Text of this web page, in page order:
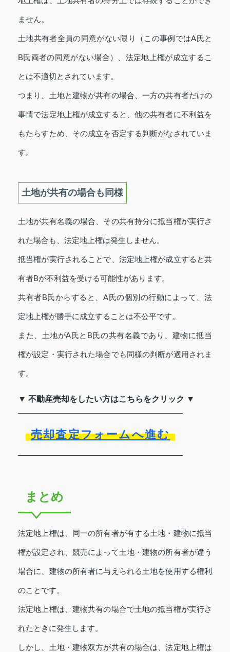
ません。
土地共有者全員の同意がない限り（この事例ではA氏と
B氏両者の同意がない場合）、法定地上権が成立するこ
とは不適切とされています。
つまり、土地と建物が共有の場合、一方の共有者だけの
事情で法定地上権が成立すると、他の共有者に不利益を
もたらすため、その成立を否定する判断がなされていま
す。
土地が共有の場合も同様
土地が共有名義の場合、その共有持分に抵当権が実行さ
れた場合も、法定地上権は発生しません。
抵当権が実行されることで、法定地上権が成立すると共
有者Bが不利益を受ける可能性があります。
共有者B氏からすると、A氏の個別の行動によって、法
定地上権が勝手に成立することは不公平です。
また、土地がA氏とB氏の共有名義であり、建物に抵当
権が設定・実行された場合でも同様の判断が適用されま
す。
▼ 不動産売却をしたい方はこちらをクリック ▼
売却査定フォームへ進む
まとめ
法定地上権は、同一の所有者が有する土地・建物に抵当
権が設定され、競売によって土地・建物の所有者が違う
場合に、建物の所有者に与えられる土地を使用する権利
のことです。
法定地上権は、建物共有の場合で土地の抵当権が実行さ
れたときに発生します。
しかし、土地・建物双方が共有の場合は、法定地上権は